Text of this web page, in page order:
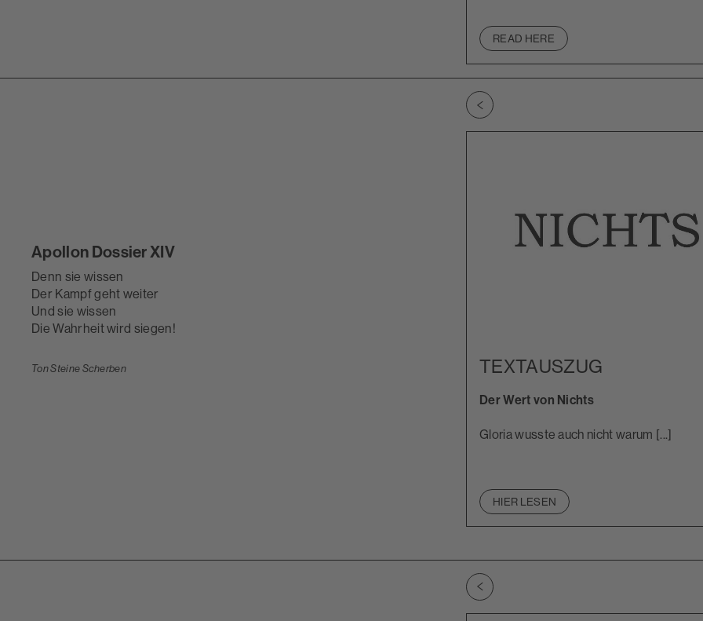
READ HERE
Apollon Dossier XIV
Denn sie wissen
Der Kampf geht weiter
Und sie wissen
Die Wahrheit wird siegen!
Ton Steine Scherben
Zu vorherigem Slide wechseln
TEXTAUSZUG
Der Wert von Nichts
Gloria wusste auch nicht warum [...]
HIER LESEN
Zu vorherigem Slide wechseln